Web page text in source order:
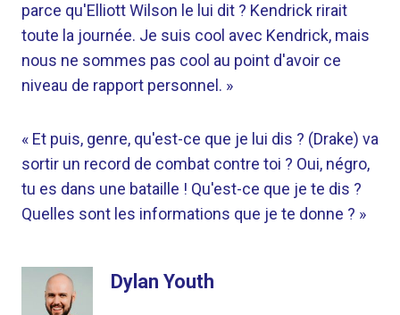
parce qu'Elliott Wilson le lui dit ? Kendrick rirait
toute la journée. Je suis cool avec Kendrick, mais
nous ne sommes pas cool au point d'avoir ce
niveau de rapport personnel. »
« Et puis, genre, qu'est-ce que je lui dis ? (Drake) va
sortir un record de combat contre toi ? Oui, négro,
tu es dans une bataille ! Qu'est-ce que je te dis ?
Quelles sont les informations que je te donne ? »
Dylan Youth